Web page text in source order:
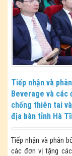
Tiếp nhận và
Beverage và các
chống thiên tai
địa bàn tỉnh Hà
Tiếp nhận và phân
các đơn vị tặng